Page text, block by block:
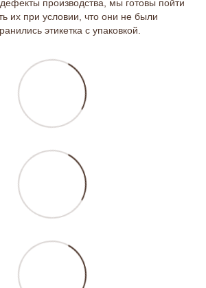
производства, мы готовы пойти
их при условии, что они не были
этикетка с упаковкой.